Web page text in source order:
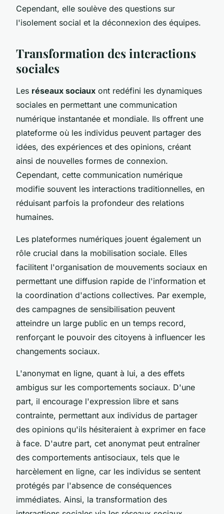
Cependant, elle soulève des questions sur
l'isolement social et la déconnexion des équipes.
Transformation des interactions
sociales
Les réseaux sociaux ont redéfini les dynamiques
sociales en permettant une communication
numérique instantanée et mondiale. Ils offrent une
plateforme où les individus peuvent partager des
idées, des expériences et des opinions, créant
ainsi de nouvelles formes de connexion.
Cependant, cette communication numérique
modifie souvent les interactions traditionnelles, en
réduisant parfois la profondeur des relations
humaines.
Les plateformes numériques jouent également un
rôle crucial dans la mobilisation sociale. Elles
facilitent l'organisation de mouvements sociaux en
permettant une diffusion rapide de l'information et
la coordination d'actions collectives. Par exemple,
des campagnes de sensibilisation peuvent
atteindre un large public en un temps record,
renforçant le pouvoir des citoyens à influencer les
changements sociaux.
L'anonymat en ligne, quant à lui, a des effets
ambigus sur les comportements sociaux. D'une
part, il encourage l'expression libre et sans
contrainte, permettant aux individus de partager
des opinions qu'ils hésiteraient à exprimer en face
à face. D'autre part, cet anonymat peut entraîner
des comportements antisociaux, tels que le
harcèlement en ligne, car les individus se sentent
protégés par l'absence de conséquences
immédiates. Ainsi, la transformation des